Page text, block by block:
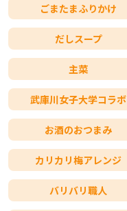
ごまたまふりかけ
だしスープ
主菜
武庫川女子大学コラボ
お酒のおつまみ
カリカリ梅アレンジ
バリバリ職人